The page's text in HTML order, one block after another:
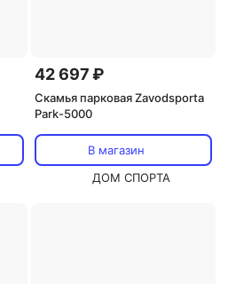
42 697 ₽
Скамья парковая Zavodsporta
Park-5000
В магазин
ДОМ СПОРТА